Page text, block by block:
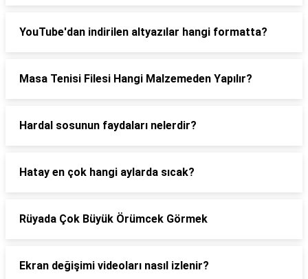
YouTube'dan indirilen altyazılar hangi formatta?
Masa Tenisi Filesi Hangi Malzemeden Yapılır?
Hardal sosunun faydaları nelerdir?
Hatay en çok hangi aylarda sıcak?
Rüyada Çok Büyük Örümcek Görmek
Ekran değişimi videoları nasıl izlenir?